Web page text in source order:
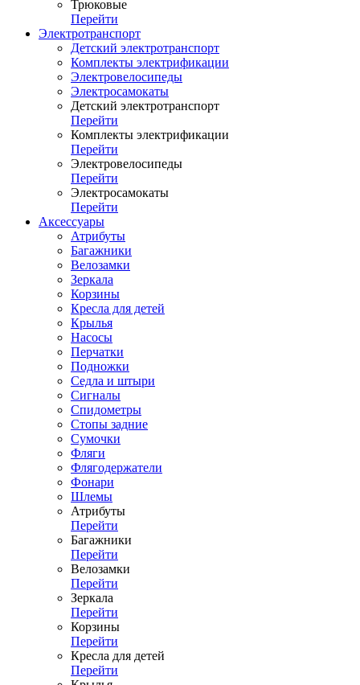
Трюковые
Перейти
Электротранспорт
Детский электротранспорт
Комплекты электрификации
Электровелосипеды
Электросамокаты
Детский электротранспорт
Перейти
Комплекты электрификации
Перейти
Электровелосипеды
Перейти
Электросамокаты
Перейти
Аксессуары
Атрибуты
Багажники
Велозамки
Зеркала
Корзины
Кресла для детей
Крылья
Насосы
Перчатки
Подножки
Седла и штыри
Сигналы
Спидометры
Стопы задние
Сумочки
Фляги
Флягодержатели
Фонари
Шлемы
Атрибуты
Перейти
Багажники
Перейти
Велозамки
Перейти
Зеркала
Перейти
Корзины
Перейти
Кресла для детей
Перейти